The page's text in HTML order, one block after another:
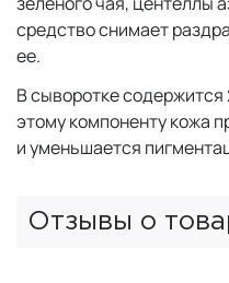
средство снимает
ее.
В сыворотке
этому компоненту кожа
и уменьшается
Отзывы о